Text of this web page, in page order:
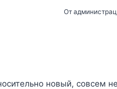
От
новый, совсем